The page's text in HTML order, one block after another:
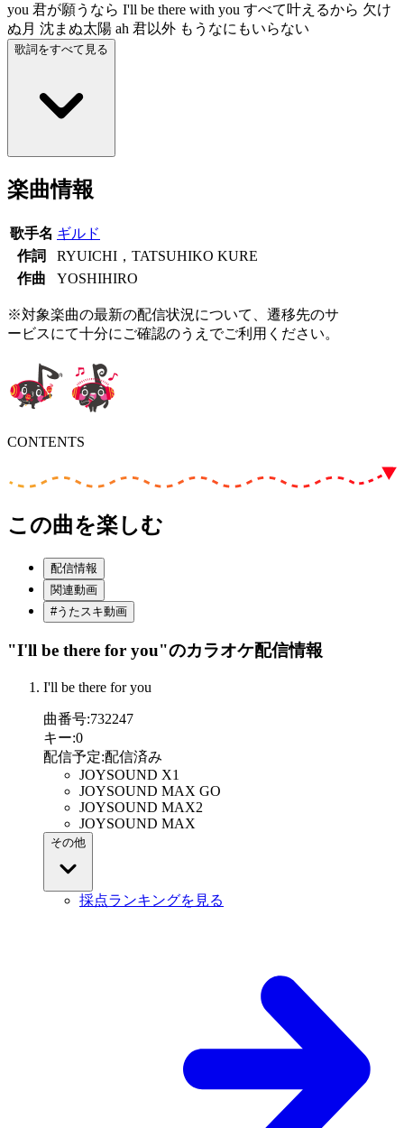
you 君が願うなら I'll be there with you すべて叶えるから 欠け
ぬ月 沈まぬ太陽 ah 君以外 もうなにもいらない
歌詞をすべて見る
楽曲情報
歌手名 ギルド
作詞
RYUICHI，TATSUHIKO KURE
作曲
YOSHIHIRO
※対象楽曲の最新の配信状況について、遷移先のサ
ービスにて十分にご確認のうえでご利用ください。
CONTENTS
この曲を楽しむ
配信情報
関連動画
#うたスキ動画
"I'll be there for you"のカラオケ配信情報
I'll be there for you
曲番号:732247
キー:0
配信予定:配信済み
JOYSOUND X1
JOYSOUND MAX GO
JOYSOUND MAX2
JOYSOUND MAX
その他
採点ランキングを見る